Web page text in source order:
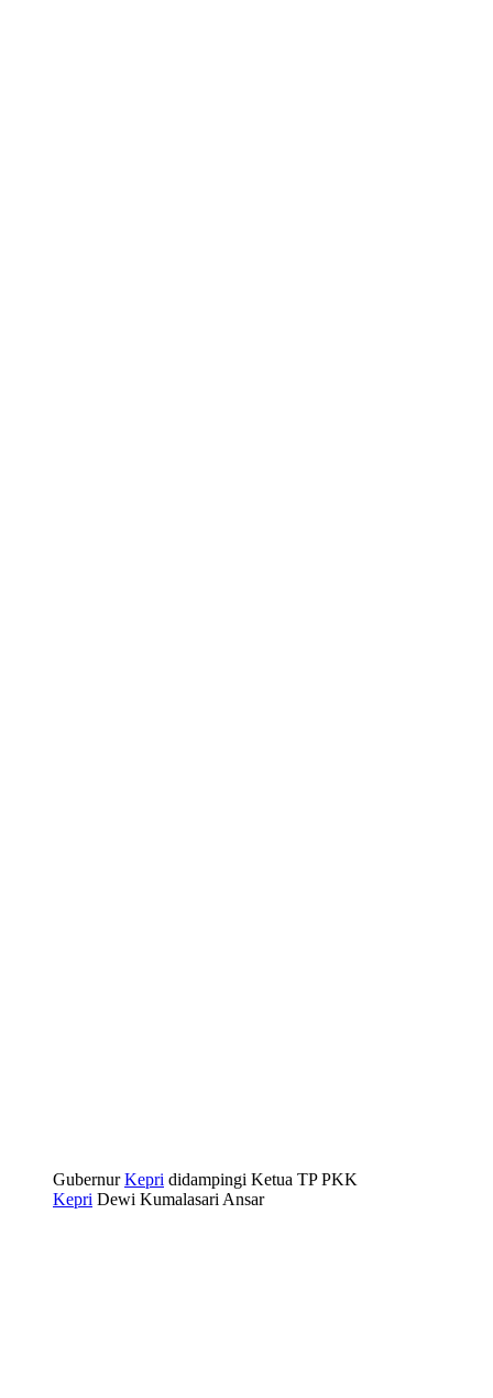
GubernurKepri didampingi Ketua TP PKK
Kepri Dewi Kumalasari Ansar